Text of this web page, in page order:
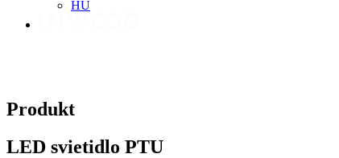
HU
Produkt
LED svietidlo PTU